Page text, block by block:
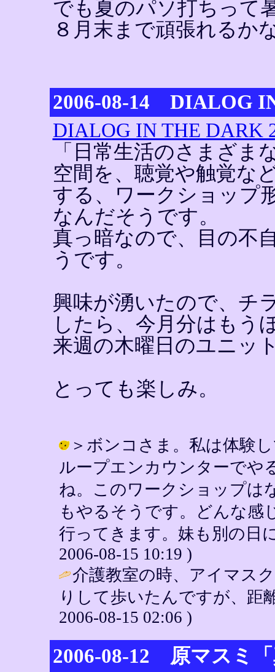
でも夏のパソ打ちって
８月末まで頑張れる
2006-08-14 DIALOG
DIALOG IN THE DARK
「日常生活のさまざま
空間を、聴覚や触覚な
する、ワークショップ
なんだそうです。
真っ暗なので、目の不
うです。
興味が湧いたので、チ
したら、今月分はもう
来週の木曜日のユニッ
とっても楽しみ。
＞ボンコさま。私は体験
ループエンカウンターでや
ね。このワークショップは
もやるそうです。どんな
行ってきます。妹も別の日
2006-08-15 10:19 )
介護教室の時、アイマス
りして歩いたんですが、距
2006-08-15 02:06 )
2006-08-12 原マスミ